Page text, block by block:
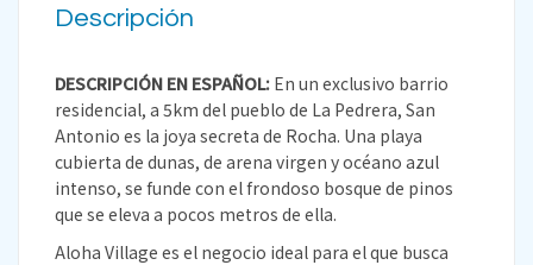
Descripción
DESCRIPCIÓN EN ESPAÑOL: En un exclusivo barrio
residencial, a 5km del pueblo de La Pedrera, San
Antonio es la joya secreta de Rocha. Una playa
cubierta de dunas, de arena virgen y océano azul
intenso, se funde con el frondoso bosque de pinos
que se eleva a pocos metros de ella.
Aloha Village es el negocio ideal para el que busca